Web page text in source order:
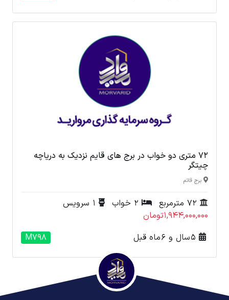
72 متری دو خواب در برج های قايم نزدیک به دریاچه
چیتگر
برج قائم
1,944,000,000تومان
M798